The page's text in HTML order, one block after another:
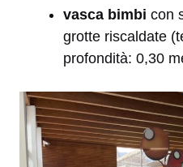
vasca bimbi con
grotte riscaldate
profondità: 0,30